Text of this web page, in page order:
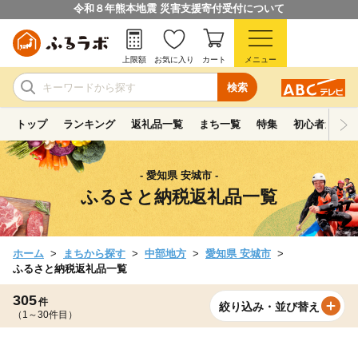
令和８年熊本地震 災害支援寄付受付について
検索
上限額 お気に入り カート メニュー
トップ ランキング 返礼品一覧 まち一覧 特集 初心者ガイド
- 愛知県 安城市 -
ふるさと納税返礼品一覧
ホーム まちから探す 中部地方
愛知県 安城市
ふるさと納税返礼品一覧
305件
（1～30件目）
絞り込み・並び替え